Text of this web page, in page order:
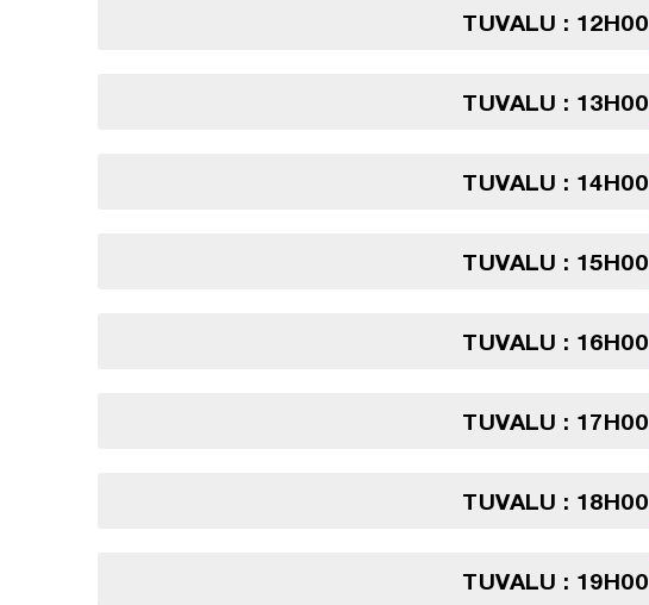
TUVALU : 12H00
TUVALU : 13H00
TUVALU : 14H00
TUVALU : 15H00
TUVALU : 16H00
TUVALU : 17H00
TUVALU : 18H00
TUVALU : 19H00